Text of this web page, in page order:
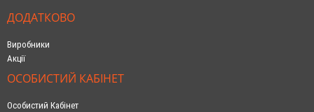
ДОДАТКОВО
Виробники
Акції
ОСОБИСТИЙ КАБІНЕТ
Особистий Кабінет